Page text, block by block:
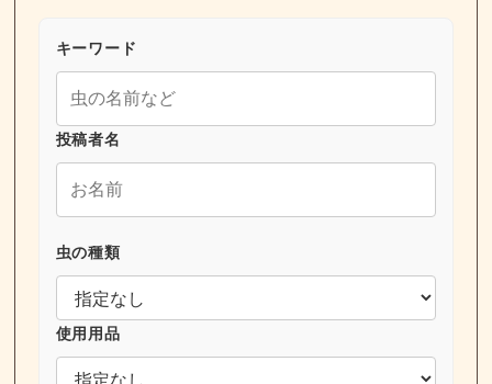
キーワード
投稿者名
虫の種類
使用用品